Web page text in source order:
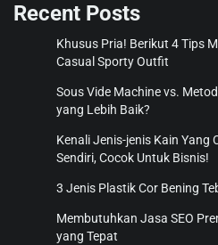
Recent Posts
Khusus Pria! Berikut 4 Tips
Casual Sporty Outfit
Sous Vide Machine vs.
yang Lebih Baik?
Kenali Jenis-jenis Kain Yang
Sendiri, Cocok Untuk Bisnis!
3 Jenis Plastik Cor Bening
Membutuhkan Jasa SEO
yang Tepat